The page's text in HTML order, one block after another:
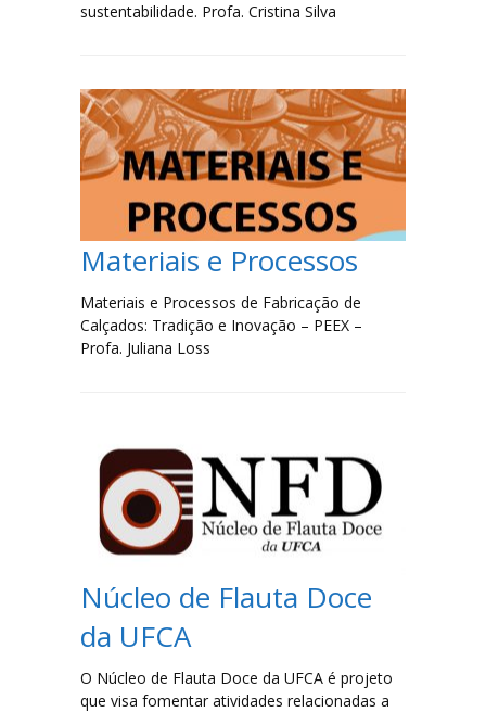
sustentabilidade. Profa. Cristina Silva
Materiais e Processos
Materiais e Processos de Fabricação de
Calçados: Tradição e Inovação – PEEX –
Profa. Juliana Loss
Núcleo de Flauta Doce
da UFCA
O Núcleo de Flauta Doce da UFCA é projeto
que visa fomentar atividades relacionadas a